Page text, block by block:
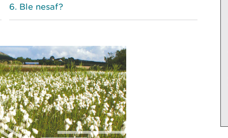
Ble nesaf?